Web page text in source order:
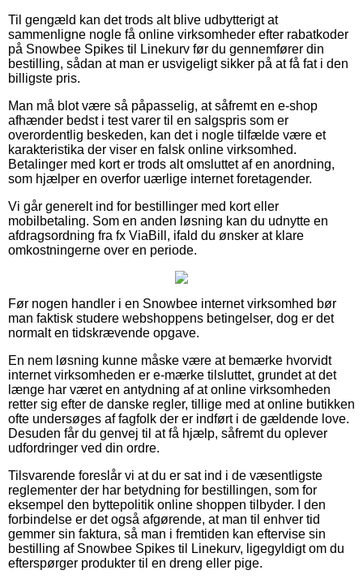
Til gengæld kan det trods alt blive udbytterigt at
sammenligne nogle få online virksomheder efter rabatkoder
på Snowbee Spikes til Linekurv før du gennemfører din
bestilling, sådan at man er usvigeligt sikker på at få fat i den
billigste pris.
Man må blot være så påpasselig, at såfremt en e-shop
afhænder bedst i test varer til en salgspris som er
overordentlig beskeden, kan det i nogle tilfælde være et
karakteristika der viser en falsk online virksomhed.
Betalinger med kort er trods alt omsluttet af en anordning,
som hjælper en overfor uærlige internet foretagender.
Vi går generelt ind for bestillinger med kort eller
mobilbetaling. Som en anden løsning kan du udnytte en
afdragsordning fra fx ViaBill, ifald du ønsker at klare
omkostningerne over en periode.
Før nogen handler i en Snowbee internet virksomhed bør
man faktisk studere webshoppens betingelser, dog er det
normalt en tidskrævende opgave.
En nem løsning kunne måske være at bemærke hvorvidt
internet virksomheden er e-mærke tilsluttet, grundet at det
længe har været en antydning af at online virksomheden
retter sig efter de danske regler, tillige med at online butikken
ofte undersøges af fagfolk der er indført i de gældende love.
Desuden får du genvej til at få hjælp, såfremt du oplever
udfordringer ved din ordre.
Tilsvarende foreslår vi at du er sat ind i de væsentligste
reglementer der har betydning for bestillingen, som for
eksempel den byttepolitik online shoppen tilbyder. I den
forbindelse er det også afgørende, at man til enhver tid
gemmer sin faktura, så man i fremtiden kan eftervise sin
bestilling af Snowbee Spikes til Linekurv, ligegyldigt om du
efterspørger produkter til en dreng eller pige.